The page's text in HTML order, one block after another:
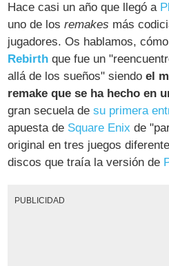
Hace casi un año que llegó a
uno de losremakes más
jugadores. Os hablamos,
Rebirth que fue un
allá de los sueños" siendoel
remake que se ha hecho en
gran secuela desu primera
apuesta de Square Enix de
original en tres juegos
discos que traía la versión de
PUBLICIDAD